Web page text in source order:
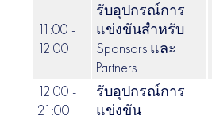
11:00 -
12:00
รับอุปกรณ์การ
แข่งขันสำหรับ
Sponsors และ
Partners
12:00 -
21:00
รับอุปกรณ์การ
แข่งขัน